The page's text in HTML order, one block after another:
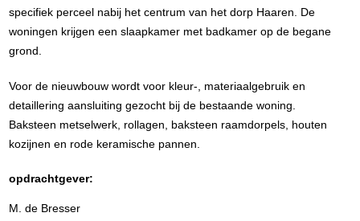
specifiek perceel nabij het centrum van het dorp Haaren. De
woningen krijgen een slaapkamer met badkamer op de begane
grond.
Voor de nieuwbouw wordt voor kleur-, materiaalgebruik en
detaillering aansluiting gezocht bij de bestaande woning.
Baksteen metselwerk, rollagen, baksteen raamdorpels, houten
kozijnen en rode keramische pannen.
opdrachtgever:
M. de Bresser